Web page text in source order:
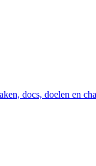
docs, doelen en